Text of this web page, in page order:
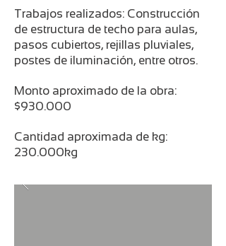
Trabajos realizados: Construcción
de estructura de techo para aulas,
pasos cubiertos, rejillas pluviales,
postes de iluminación, entre otros.
Monto aproximado de la obra:
$930.000
Cantidad aproximada de kg:
230.000kg